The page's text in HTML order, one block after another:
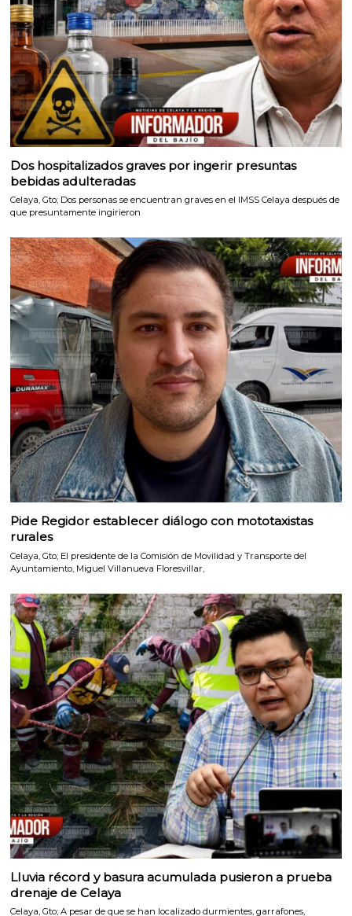
Dos hospitalizados graves por ingerir presuntas
bebidas adulteradas
Celaya, Gto; Dos personas se encuentran graves en el IMSS Celaya después de
que presuntamente ingirieron
Pide Regidor establecer diálogo con mototaxistas
rurales
Celaya, Gto; El presidente de la Comisión de Movilidad y Transporte del
Ayuntamiento, Miguel Villanueva Floresvillar,
Lluvia récord y basura acumulada pusieron a prueba
drenaje de Celaya
Celaya, Gto; A pesar de que se han localizado durmientes, garrafones,